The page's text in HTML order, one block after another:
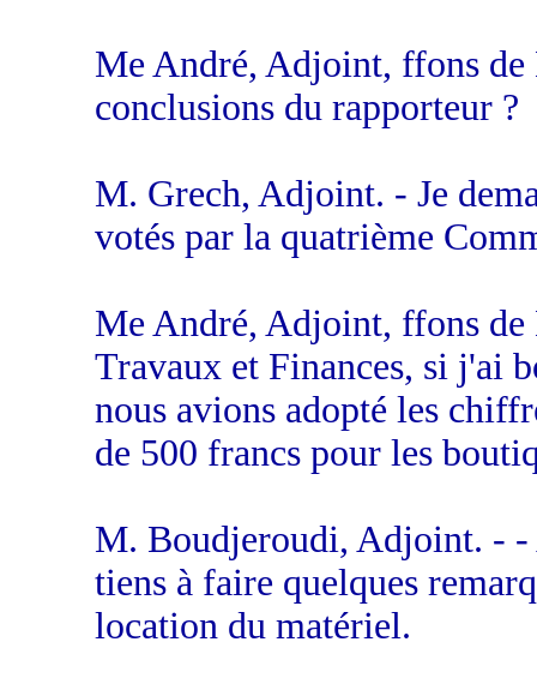
Me André, Adjoint, ffons de
conclusions du rapporteur ?
M. Grech, Adjoint. - Je
votés par la quatrième
Me André, Adjoint, ffons
Travaux et Finances, si j'ai
nous avions adopté les
de 500 francs pour les
M. Boudjeroudi, Adjoint. - -
tiens à faire quelques
location du matériel.